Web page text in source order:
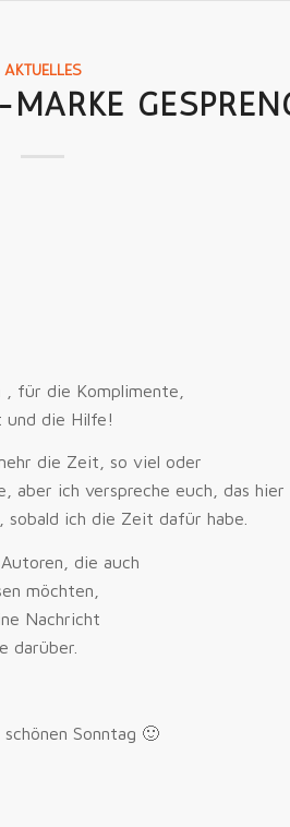
AKTUELLES
, für die Komplimente,
und die Hilfe!
die Zeit, so viel oder
aber ich verspreche euch, das
ich die Zeit dafür habe.
die auch
möchten,
Nachricht
darüber.
Sonntag 🙂